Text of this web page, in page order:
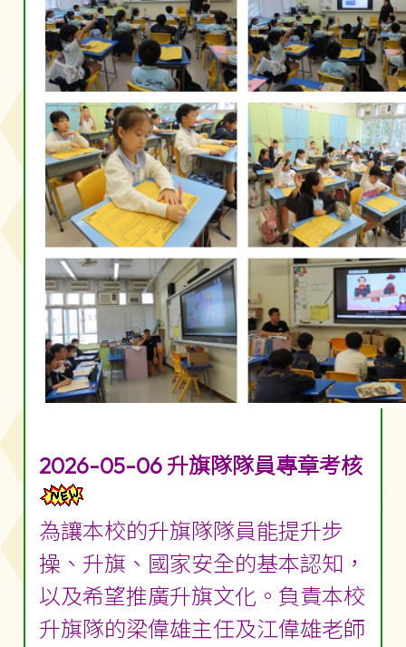
2026-05-06 升旗隊隊員專章考核
為讓本校的升旗隊隊員能提升步
操、升旗、國家安全的基本認知，
以及希望推廣升旗文化。負責本校
升旗隊的梁偉雄主任及江偉雄老師